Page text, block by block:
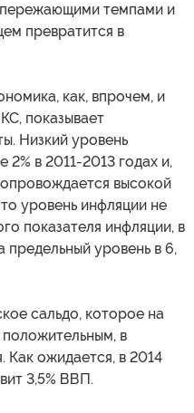
темпами и
превратится в
как, впрочем, и
показывает
Низкий уровень
в 2011-2013 годах и,
высокой
уровень инфляции не
показателя инфляции, в
предельный уровень в 6,
сальдо, которое на
в
Как ожидается, в 2014
3,5% ВВП.